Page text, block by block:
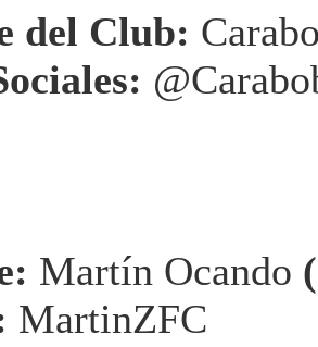
del Club:
Martín Ocando
MartinZFC